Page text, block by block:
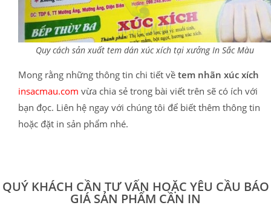
Quy cách sản xuất tem dán xúc xích tại xưởng In Sắc Màu
Mong rằng những thông tin chi tiết về tem nhãn xúc xích
insacmau.com vừa chia sẻ trong bài viết trên sẽ có ích với
bạn đọc. Liên hệ ngay với chúng tôi để biết thêm thông tin
hoặc đặt in sản phẩm nhé.
QUÝ KHÁCH CẦN TƯ VẤN HOẶC YÊU CẦU BÁO
GIÁ SẢN PHẨM CẦN IN